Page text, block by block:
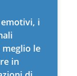
i
le
in